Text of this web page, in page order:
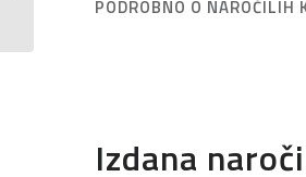
PODROBNO O
Izdana